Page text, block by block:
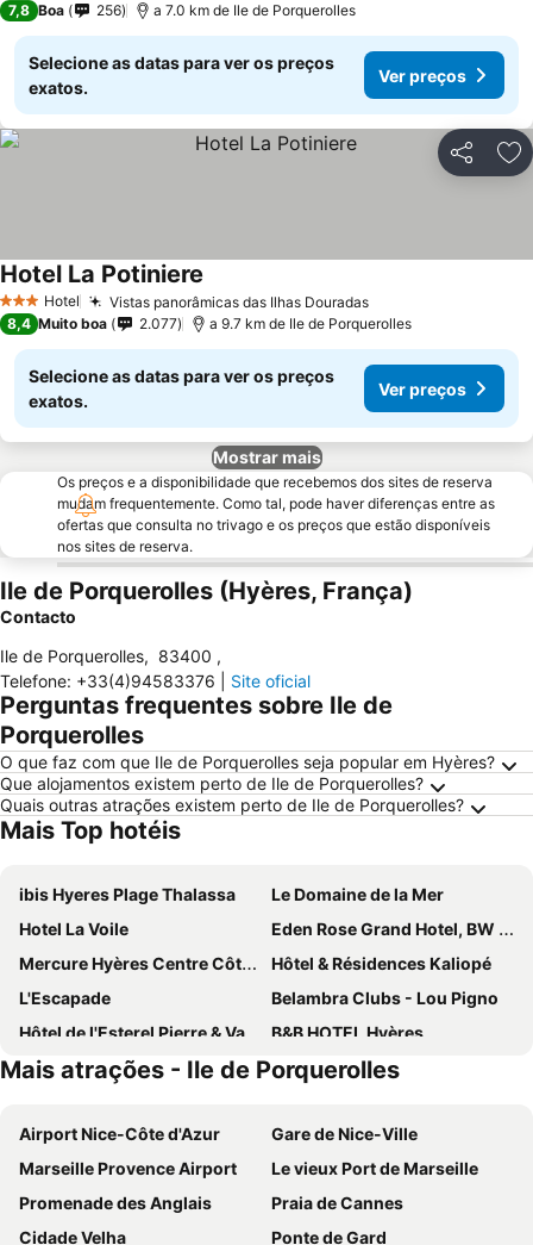
7,8 Boa 256 a 7.0 km de Ile de Porquerolles
Selecione as datas para ver os preços
exatos.
Ver preços
Partilhar
3 EstrelasHotel Vistas panorâmicas das Ilhas Douradas
Hotel La Potiniere
8,4 Muito boa 2.077 a 9.7 km de Ile de Porquerolles
Selecione as datas para ver os preços
exatos.
Ver preços
Mostrar mais
Os preços e a disponibilidade que recebemos dos sites de reserva
mudam frequentemente. Como tal, pode haver diferenças entre as
ofertas que consulta no trivago e os preços que estão disponíveis
nos sites de reserva.
Ile de Porquerolles (Hyères, França)
Contacto
Ile de Porquerolles, 83400 ,
Telefone: +33(4)94583376 Site oficial
Perguntas frequentes sobre Ile de
Porquerolles
O que faz com que Ile de Porquerolles seja popular em Hyères?
Que alojamentos existem perto de Ile de Porquerolles?
Quais outras atrações existem perto de Ile de Porquerolles?
Mais Top hotéis
ibis Hyeres Plage Thalassa
Le Domaine de la Mer
Hotel La Voile
Eden Rose Grand Hotel, BW Premier Collection
Mercure Hyères Centre Côte d'Azur
Hôtel & Résidences Kaliopé
L'Escapade
Belambra Clubs - Lou Pigno
Hôtel de l'Esterel Pierre & Vacances
B&B HOTEL Hyères
Hôtel de la Plage - HDLP
ibis Hyères Centre
Hôtel Bor
Ibis Styles Hyères Rooftop & Spa
Hôtel Almanarre Plage - Hôtel Eco-Responsable face à la mer
Anglade Hotel
Casino Hôtel des Palmiers
Hostellerie du Cigalou
Hôtel L'Oustaou
Hôtel Les Jardins de Bormes
Mais atrações - Ile de Porquerolles
Airport Nice-Côte d'Azur
Gare de Nice-Ville
Marseille Provence Airport
Le vieux Port de Marseille
Promenade des Anglais
Praia de Cannes
Cidade Velha
Ponte de Gard